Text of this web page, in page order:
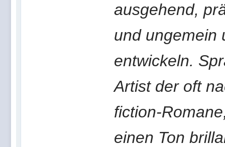
ausgehend,
und ungemein
entwickeln.
Artist der oft
fiction-
einen Ton